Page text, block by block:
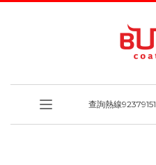
查詢熱線92379151